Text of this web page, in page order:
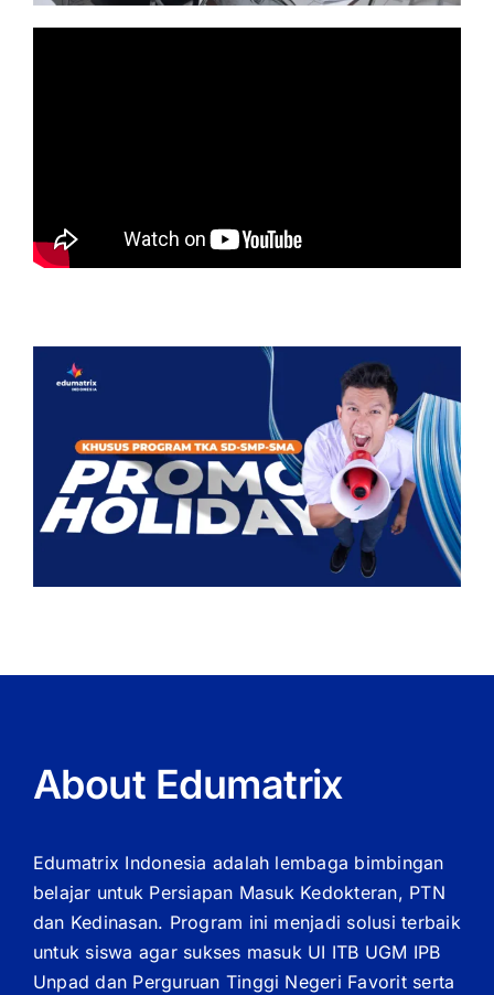
About Edumatrix
Edumatrix Indonesia adalah lembaga bimbingan
belajar untuk Persiapan Masuk Kedokteran, PTN
dan Kedinasan. Program ini menjadi solusi terbaik
untuk siswa agar sukses masuk UI ITB UGM IPB
Unpad dan Perguruan Tinggi Negeri Favorit serta